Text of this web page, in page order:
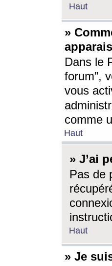
Haut
»
Dans le
forum”,
vous
comme
Haut
» J’ai
Pas de
Haut
» Je